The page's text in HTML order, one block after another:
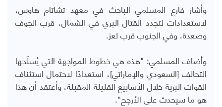
وأشار فارع المسلمي الباحث في معهد تشاتام هاوس،
لاستعدادات لتجدد القتال البري في الشمال، قرب الجوف
وصعدة، وفي الجنوب قرب تعز.
وأضاف المسلمي: "هذه هي خطوط المواجهة التي يُسلّحها
التحالف [السعودي والإماراتي]، استعدادًا لاحتمال استئناف
القوات البرية خلال الأسابيع القليلة المقبلة، وأعتقد أن هذا
هو ما سيحدث على الأرجح".